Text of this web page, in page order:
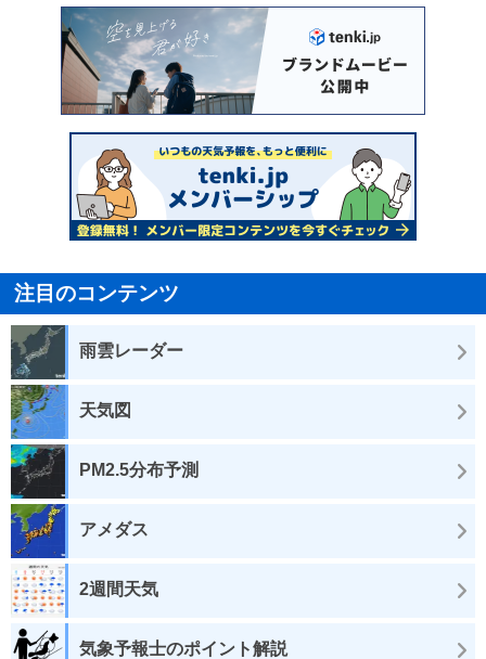
注目のコンテンツ
雨雲レーダー
天気図
PM2.5分布予測
アメダス
2週間天気
気象予報士のポイント解説